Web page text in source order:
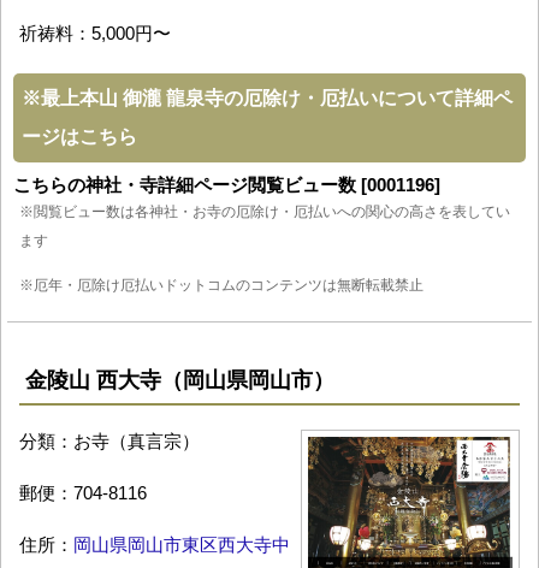
祈祷料：5,000円〜
※最上本山 御瀧 龍泉寺の厄除け・厄払いについて詳細ペ
ージはこちら
こちらの神社・寺詳細ページ閲覧ビュー数 [0001196]
※閲覧ビュー数は各神社・お寺の厄除け・厄払いへの関心の高さを表してい
ます
※厄年・厄除け厄払いドットコムのコンテンツは無断転載禁止
金陵山 西大寺（岡山県岡山市）
分類：お寺（真言宗）
郵便：704-8116
住所： 岡山県岡山市東区西大寺中